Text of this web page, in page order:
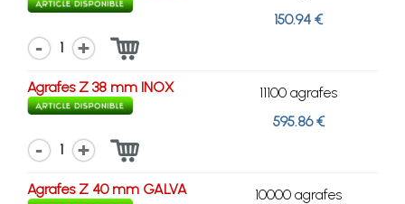
150.94 €
1
Agrafes Z 38 mm INOX
11100 agrafes
595.86 €
1
Agrafes Z 40 mm GALVA
10000 agrafes